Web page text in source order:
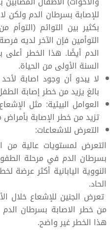
للإصابة بسرطان الدم ولكن
بكثير بين التوائم
الدم أيضًا. هذا الخطر
السنة الأولى من الحياة.
لا يبدو أن وجود اصابة
بالغ يزيد من خطر إصابة
العوامل البيئية: مثل
تزيد من خطر الإصابة بأمراض
التعرض للاشعاعات:
التعرض لمستويات عالية من
بسرطان الدم في مرحلة
النووية اليابانية أكثر عرضة
الحاد.
تعرض الجنين للإشعاع خلال
من خطر الاصابة بسرطان
هذا الخطر غير واضح.